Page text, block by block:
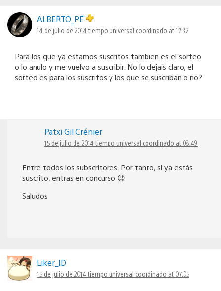
ALBERTO_PE
14 de julio de 2014 tiempo universal coordinado at 17:32
Para los que ya estamos suscritos tambien es el sorteo
o lo anulo y me vuelvo a suscribir. No lo dejais claro, el
sorteo es para los suscritos y los que se suscriban o no?
Patxi Gil Crénier
15 de julio de 2014 tiempo universal coordinado at 08:49
Entre todos los subscritores. Por tanto, si ya estás
suscrito, entras en concurso 😉
Saludos
Liker_ID
15 de julio de 2014 tiempo universal coordinado at 07:05